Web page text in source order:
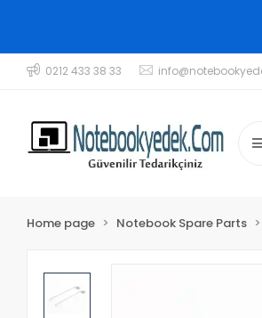
0212 433 38 33
Home page Notebook Spare Parts